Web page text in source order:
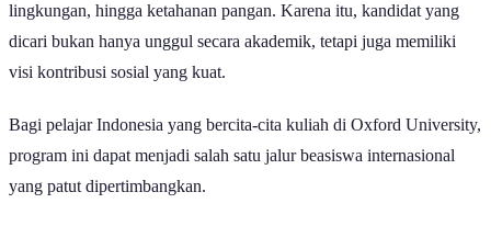
lingkungan, hingga ketahanan pangan. Karena itu, kandidat yang
dicari bukan hanya unggul secara akademik, tetapi juga memiliki
visi kontribusi sosial yang kuat.
Bagi pelajar Indonesia yang bercita-cita kuliah di Oxford University,
program ini dapat menjadi salah satu jalur beasiswa internasional
yang patut dipertimbangkan.